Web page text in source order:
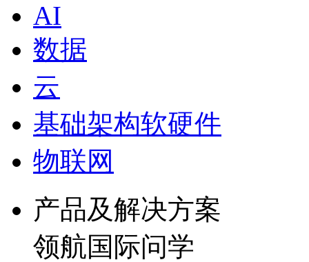
AI
数据
云
基础架构软硬件
物联网
产品及解决方案
领航国际问学